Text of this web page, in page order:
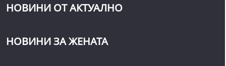
НОВИНИ ОТ АКТУАЛНО
НОВИНИ ЗА ЖЕНАТА